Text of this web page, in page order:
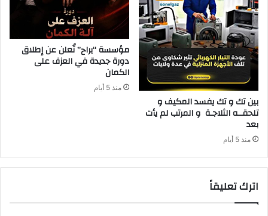
‬بعد‭ ‬
منذ 5 أيام
مؤسسة “براح” تُعلن عن إطلاق
دورة جديدة في العزف على
الكمان
منذ 5 أيام
اترك تعليقاً